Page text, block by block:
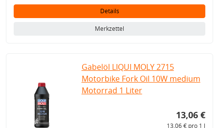
Details
Merkzettel
Gabelöl LIQUI MOLY 2715
Motorbike Fork Oil 10W medium
Motorrad 1 Liter
13,06 €
13,06 € pro 1 l